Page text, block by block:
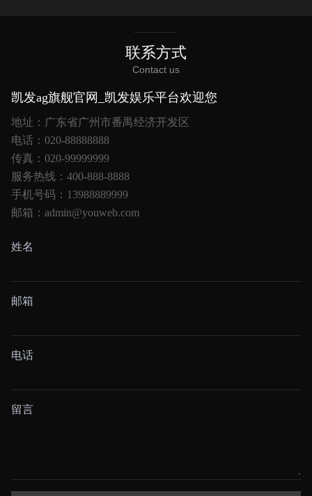
联系方式
Contact us
凯发ag旗舰官网_凯发娱乐平台欢迎您
地址：广东省广州市番禺经济开发区
电话：020-88888888
传真：020-99999999
服务热线：400-888-8888
手机号码：13988889999
邮箱：admin@youweb.com
姓名
邮箱
电话
留言